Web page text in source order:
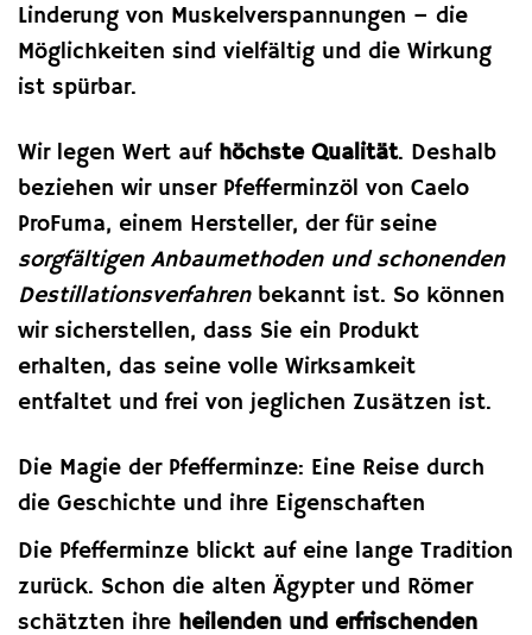
Linderung von Muskelverspannungen – die
Möglichkeiten sind vielfältig und die Wirkung
ist spürbar.
Wir legen Wert auf höchste Qualität. Deshalb
beziehen wir unser Pfefferminzöl von Caelo
ProFuma, einem Hersteller, der für seine
sorgfältigen Anbaumethoden und schonenden
Destillationsverfahrenbekannt ist. So können
wir sicherstellen, dass Sie ein Produkt
erhalten, das seine volle Wirksamkeit
entfaltet und frei von jeglichen Zusätzen ist.
Die Magie der Pfefferminze: Eine Reise durch
die Geschichte und ihre Eigenschaften
Die Pfefferminze blickt auf eine lange Tradition
zurück. Schon die alten Ägypter und Römer
schätzten ihre heilenden und erfrischenden